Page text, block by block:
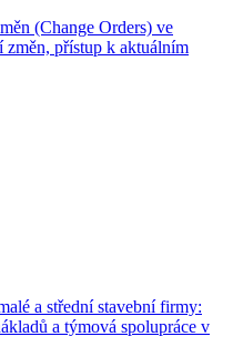
(Change Orders) ve
změn, přístup k aktuálním
a střední stavební firmy:
a týmová spolupráce v